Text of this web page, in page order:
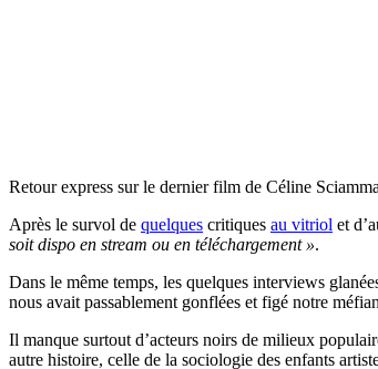
Retour express sur le dernier film de Céline
Après le survol de quelques critiques au vitriol et
soit dispo en stream ou en téléchargement ».
Dans le même temps, les quelques interviews
nous avait passablement gonflées et figé notre
Il manque surtout d’acteurs noirs de milieux
autre histoire, celle de la sociologie des enfants